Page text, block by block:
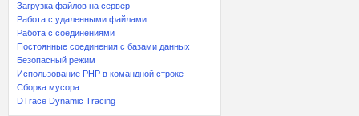
Загрузка файлов на сервер
Работа с удаленными файлами
Работа с соединениями
Постоянные соединения с базами данных
Безопасный режим
Использование PHP в командной строке
Сборка мусора
DTrace Dynamic Tracing